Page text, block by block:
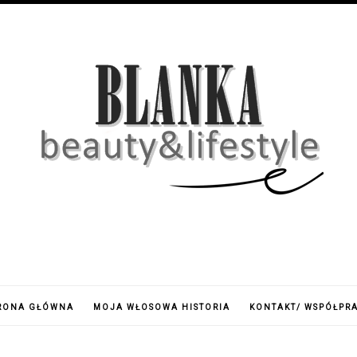
GŁÓWNA MOJA WŁOSOWA HISTORIA KONTAKT/